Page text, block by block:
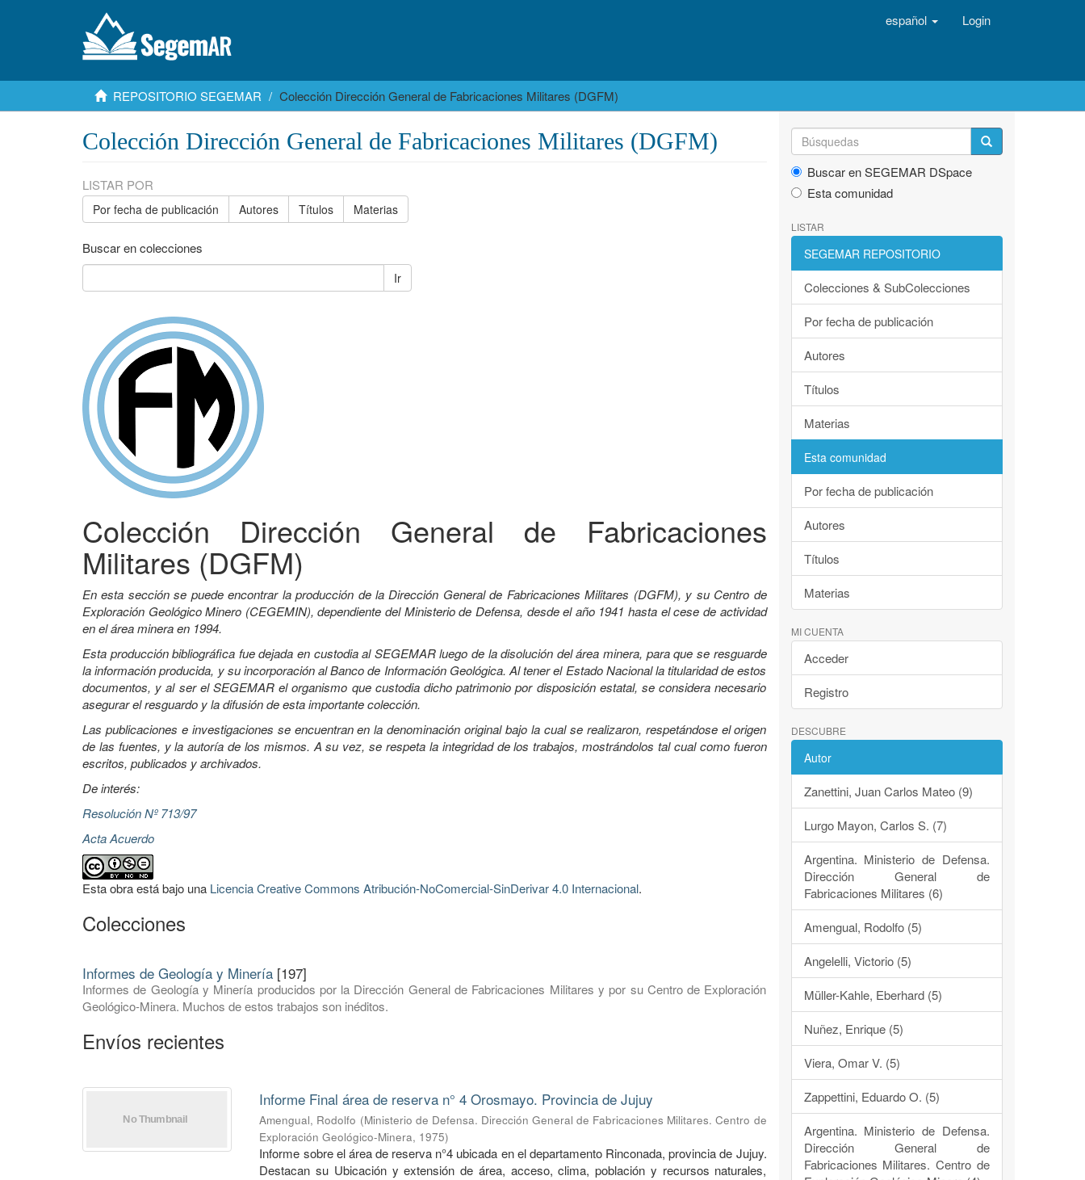
español Login
REPOSITORIO SEGEMAR Colección Dirección General de Fabricaciones Militares (DGFM)
Colección Dirección General de Fabricaciones Militares (DGFM)
LISTAR POR
Por fecha de publicación Autores Títulos Materias
Buscar en colecciones
Ir
Colección Dirección General de Fabricaciones
Militares (DGFM)
En esta sección se puede encontrar la producción de la Dirección General de Fabricaciones Militares (DGFM), y su Centro de
Exploración Geológico Minero (CEGEMIN), dependiente del Ministerio de Defensa, desde el año 1941 hasta el cese de actividad
en el área minera en 1994.
Esta producción bibliográfica fue dejada en custodia al SEGEMAR luego de la disolución del área minera, para que se resguarde
la información producida, y su incorporación al Banco de Información Geológica. Al tener el Estado Nacional la titularidad de estos
documentos, y al ser el SEGEMAR el organismo que custodia dicho patrimonio por disposición estatal, se considera necesario
asegurar el resguardo y la difusión de esta importante colección.
Las publicaciones e investigaciones se encuentran en la denominación original bajo la cual se realizaron, respetándose el origen
de las fuentes, y la autoría de los mismos. A su vez, se respeta la integridad de los trabajos, mostrándolos tal cual como fueron
escritos, publicados y archivados.
De interés:
Resolución Nº 713/97
Acta Acuerdo
Esta obra está bajo una Licencia Creative Commons Atribución-NoComercial-SinDerivar 4.0 Internacional.
Colecciones
Informes de Geología y Minería [197]
Informes de Geología y Minería producidos por la Dirección General de Fabricaciones Militares y por su Centro de Exploración
Geológico-Minera. Muchos de estos trabajos son inéditos.
Envíos recientes
Informe Final área de reserva n° 4 Orosmayo. Provincia de Jujuy
Amengual, Rodolfo (Ministerio de Defensa. Dirección General de Fabricaciones Militares. Centro de
Exploración Geológico-Minera, 1975)
Informe sobre el área de reserva n°4 ubicada en el departamento Rinconada, provincia de Jujuy.
Destacan su Ubicación y extensión de área, acceso, clima, población y recursos naturales,
Buscar en SEGEMAR DSpace
Esta comunidad
LISTAR
SEGEMAR REPOSITORIO
Colecciones & SubColecciones
Por fecha de publicación
Autores
Títulos
Materias
Esta comunidad
Por fecha de publicación
Autores
Títulos
Materias
MI CUENTA
Acceder
Registro
DESCUBRE
Autor
Zanettini, Juan Carlos Mateo (9)
Lurgo Mayon, Carlos S. (7)
Argentina. Ministerio de Defensa.
Dirección General de
Fabricaciones Militares (6)
Amengual, Rodolfo (5)
Angelelli, Victorio (5)
Müller-Kahle, Eberhard (5)
Nuñez, Enrique (5)
Viera, Omar V. (5)
Zappettini, Eduardo O. (5)
Argentina. Ministerio de Defensa.
Dirección General de
Fabricaciones Militares. Centro de